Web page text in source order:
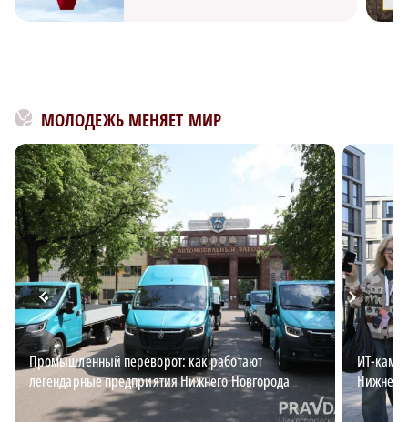
МОЛОДЕЖЬ МЕНЯЕТ МИР
Промышленный переворот: как работают
легендарные предприятия Нижнего Новгорода
ИТ-
Нижнем